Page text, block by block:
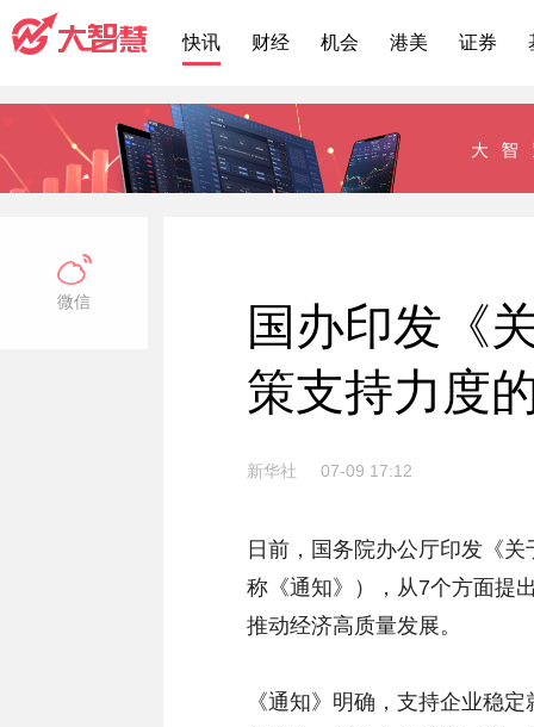
快讯 财经 机会 港美 证券
微信
国办印发《
策支持力度
新华社 07-09 17:12
日前，国务院办公厅印发《
称《通知》），从7个方面提
推动经济高质量发展。
《通知》明确，支持企业稳